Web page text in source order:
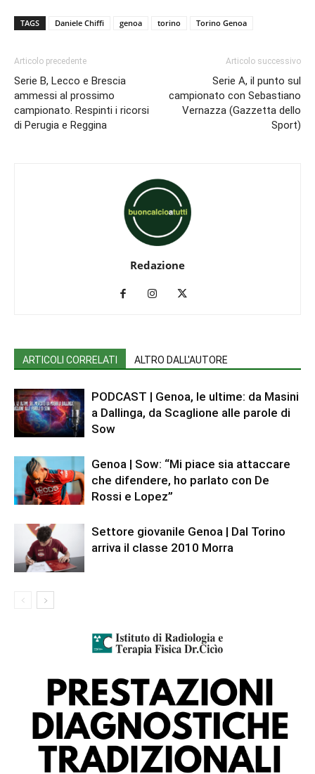
TAGS Daniele Chiffi genoa torino Torino Genoa
Articolo precedente
Serie B, Lecco e Brescia
ammessi al prossimo
campionato. Respinti i ricorsi
di Perugia e Reggina
Articolo successivo
Serie A, il punto sul
campionato con Sebastiano
Vernazza (Gazzetta dello
Sport)
Redazione
ARTICOLI CORRELATI ALTRO DALL'AUTORE
PODCAST | Genoa, le ultime: da Masini
a Dallinga, da Scaglione alle parole di
Sow
Genoa | Sow: “Mi piace sia attaccare
che difendere, ho parlato con De
Rossi e Lopez”
Settore giovanile Genoa | Dal Torino
arriva il classe 2010 Morra